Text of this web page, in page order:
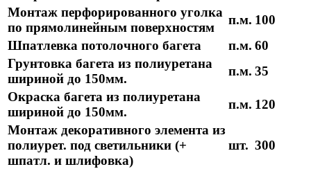
Монтаж перфорированного уголка
по прямолинейным поверхностям
п.м. 100
Шпатлевка потолочного багета
п.м. 60
Грунтовка багета из полиуретана
шириной до 150мм.
п.м. 35
Окраска багета из полиуретана
шириной до 150мм.
п.м. 120
Монтаж декоративного элемента из
полиурет. под светильники (+
шпатл. и шлифовка)
шт. 300